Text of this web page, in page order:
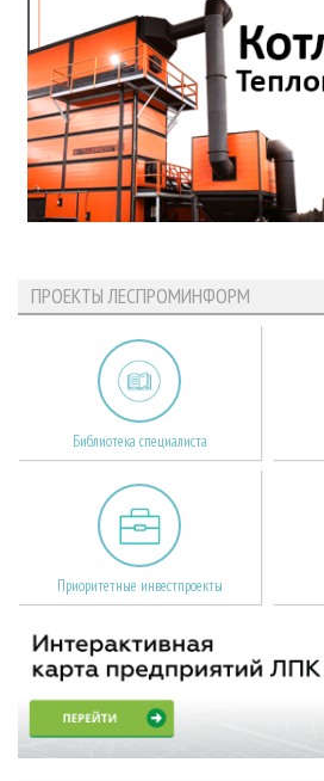
ПРОЕКТЫ ЛЕСПРОМИНФОРМ
Библиотека специалиста
Приоритетные инвестпроекты